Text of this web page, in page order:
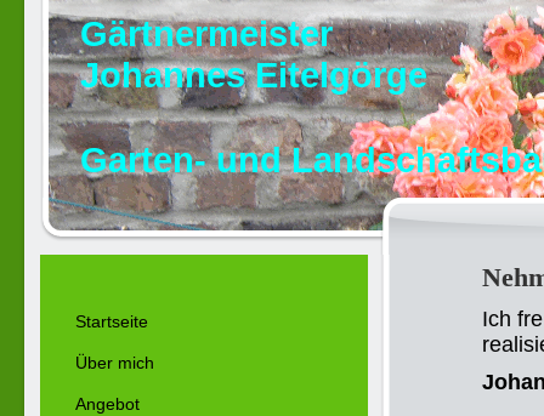
Gärtnermeister
Johannes Eitelgörge
Garten- und
Ich
Startseite
Über mich
Angebot